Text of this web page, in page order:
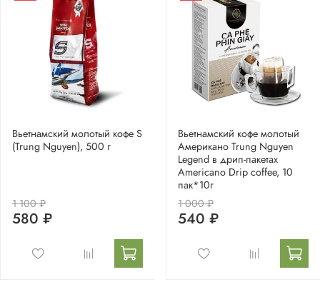
Вьетнамский молотый кофе S
(Trung Nguyen), 500 г
1 100 ₽
580 ₽
Вьетнамский кофе молотый
Американо Trung Nguyen
Legend в дрип-пакетах
Americano Drip coffee, 10
пак*10г
1 000 ₽
540 ₽